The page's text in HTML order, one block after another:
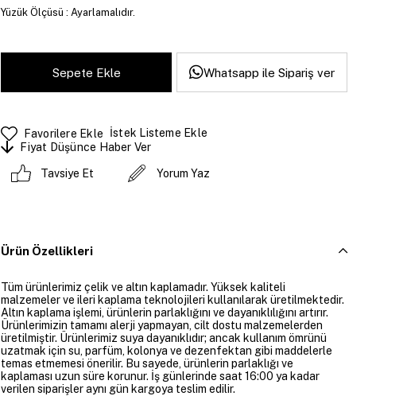
Yüzük Ölçüsü : Ayarlamalıdır.
Whatsapp ile Sipariş ver
Favorilere Ekle
İstek Listeme Ekle
Fiyat Düşünce Haber Ver
Tavsiye Et Yorum Yaz
Ürün Özellikleri
Tüm ürünlerimiz çelik ve altın kaplamadır. Yüksek kaliteli
malzemeler ve ileri kaplama teknolojileri kullanılarak üretilmektedir.
Altın kaplama işlemi, ürünlerin parlaklığını ve dayanıklılığını artırır.
Ürünlerimizin tamamı alerji yapmayan, cilt dostu malzemelerden
üretilmiştir. Ürünlerimiz suya dayanıklıdır; ancak kullanım ömrünü
uzatmak için su, parfüm, kolonya ve dezenfektan gibi maddelerle
temas etmemesi önerilir. Bu sayede, ürünlerin parlaklığı ve
kaplaması uzun süre korunur. İş günlerinde saat 16:00 ya kadar
verilen siparişler aynı gün kargoya teslim edilir.